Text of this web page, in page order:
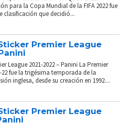
para la Copa Mundial de la FIFA 2022 fue
clasificación que decidió...
Premier League
League 2021-2022 – Panini La Premier
22 fue la trigésima temporada de la
inglesa, desde su creación en 1992....
Premier League